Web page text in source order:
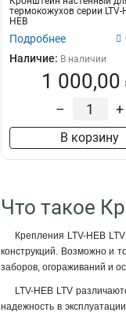
термокожухов серии LTV-
HEB
Подробнее
Наличие: В наличии
1 000,00
– +
В корзину
Что такое
Крепления LTV-HEB
конструкций. Возможно и
заборов, огораживаний и
LTV-HEB LTV
надежность в